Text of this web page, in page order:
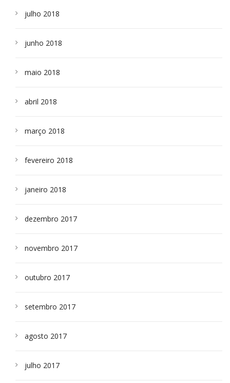
julho 2018
junho 2018
maio 2018
abril 2018
março 2018
fevereiro 2018
janeiro 2018
dezembro 2017
novembro 2017
outubro 2017
setembro 2017
agosto 2017
julho 2017